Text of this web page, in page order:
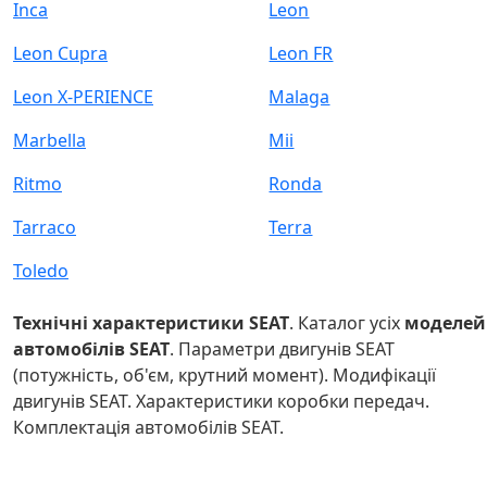
Inca
Leon
Leon Cupra
Leon FR
Leon X-PERIENCE
Malaga
Marbella
Mii
Ritmo
Ronda
Tarraco
Terra
Toledo
Технічні характеристики SEAT. Каталог усіх моделей
автомобілів SEAT. Параметри двигунів SEAT
(потужність, об'єм, крутний момент). Модифікації
двигунів SEAT. Характеристики коробки передач.
Комплектація автомобілів SEAT.